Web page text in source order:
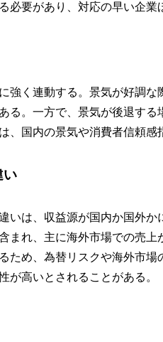
必要があり、対応の早い企業
強く連動する。景気が好調
る。一方で、景気が後退す
、国内の景気や消費者信頼感
い
いは、収益源が国内か国外
まれ、主に海外市場での売上
ため、為替リスクや海外市場
が高いとされることがある。